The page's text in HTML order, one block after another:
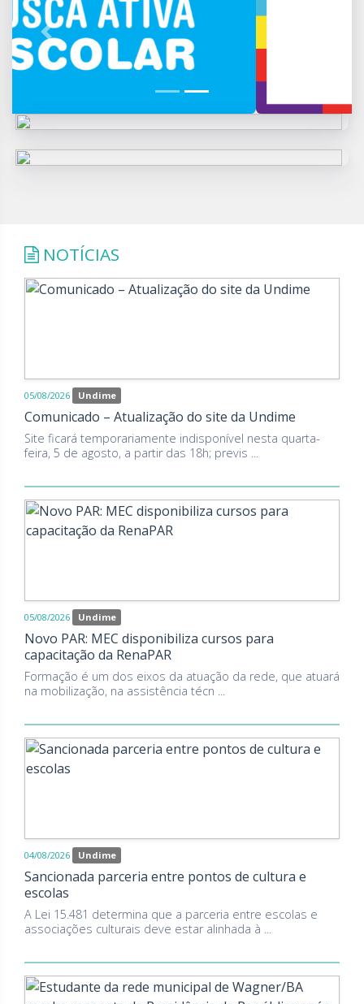
Previous
NOTÍCIAS
05/08/2026 Undime
Comunicado – Atualização do site da Undime
Site ficará temporariamente indisponível nesta quarta-
feira, 5 de agosto, a partir das 18h; previs ...
05/08/2026 Undime
Novo PAR: MEC disponibiliza cursos para
capacitação da RenaPAR
Formação é um dos eixos da atuação da rede, que atuará
na mobilização, na assistência técn ...
04/08/2026 Undime
Sancionada parceria entre pontos de cultura e
escolas
A Lei 15.481 determina que a parceria entre escolas e
associações culturais deve estar alinhada à ...